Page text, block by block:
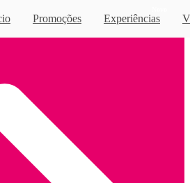
Promoções Experiências